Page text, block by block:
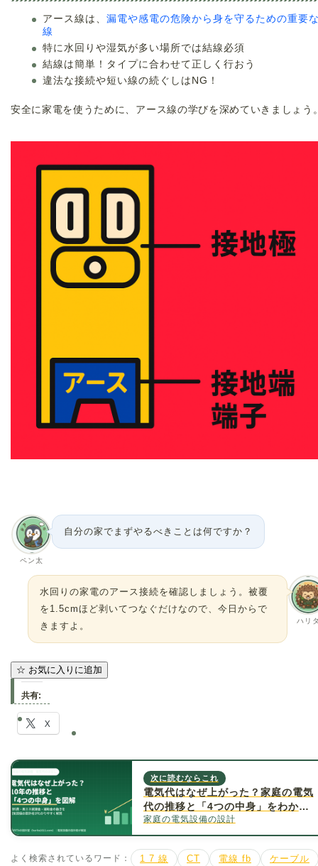
アース線は、 漏電や感電の危険から身を守るための重要
線
特に水回りや湿気が多い場所では結線必須
結線は簡単！タイプに合わせて正しく行おう
違法な接続や短い線の続ぐしはNG！
安全に家電を使うために、アース線の学びを深めていきましょう
ペン太
自分の家でまずやるべきことは何ですか？
ハリ
水回りの家電のアース接続を確認しましょう。被覆
を1.5cmほど剥いてつなぐだけなので、今日からで
きますよ。
☆ お気に入りに追加
共有:
X
次に読むならこれ
電気代はなぜ上がった？家庭の電気
代の推移と「4つの中身」をわかり
やすく解説【2026年最新】
家庭の電気設備の設計
よく検索されているワード： 1 7 線 CT 電線 fb
ケーブル